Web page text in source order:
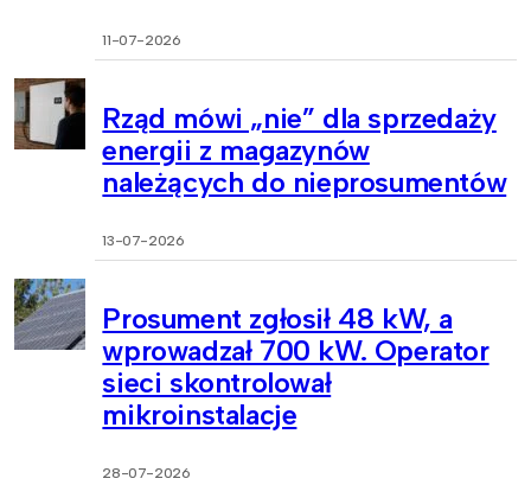
11-07-2026
Rząd mówi „nie” dla sprzedaży
energii z magazynów
należących do nieprosumentów
13-07-2026
Prosument zgłosił 48 kW, a
wprowadzał 700 kW. Operator
sieci skontrolował
mikroinstalacje
28-07-2026